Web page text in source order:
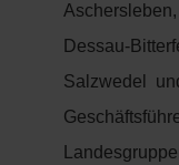
Dessau-
Salzwedel